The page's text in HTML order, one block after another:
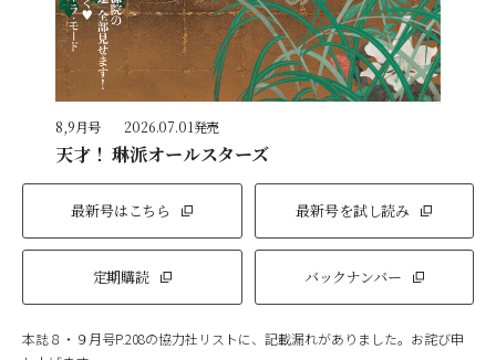
8,9月号 2026.07.01発売
天才！ 琳派オールスターズ
最新号はこちら 最新号を試し読み
定期購読 バックナンバー
本誌８・９月号P.208の協力社リストに、記載漏れがありました。お詫び申